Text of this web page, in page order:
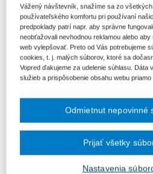
si vyžaduje existenciu a
živnostenským oprávnením na
práce kategorizované ako
živností podľa platnej legislatívy.
rozsahu voľnej živnosti na
inej voľnej živnosti je v danom
uchádzač musí disponovať s
činnosti na realizáciu daných
keďže tieto činnosti „pokryje“
Rozhodnutie Úradu pre verejné
OD/6:
Vážený návštevník, snažíme sa zo
používateľského komfortu pri používaní
predpoklady patrí napr. aby správne
neobťažovali nevhodnou reklamou alebo
web vylepšovať. Preto od Vás potrebujeme
cookies, t. j. malých súborov, ktoré sa
Vopred ďakujeme za udelenie súhlasu. Dáta
služieb a prispôsobenie obsahu webu priamo
Nastavenia
Odmietnut nepovinné
Prijať všetky